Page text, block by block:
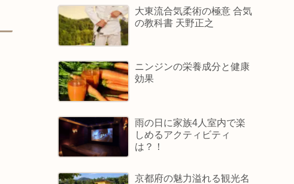
大東流合気柔術の極意 合気
の教科書 天野正之
ニンジンの栄養成分と健康
効果
雨の日に家族4人室内で楽
しめるアクティビティ
は？！
京都府の魅力溢れる観光名